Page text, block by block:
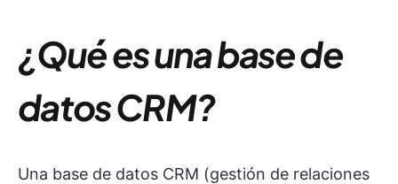
¿Qué es una base de
datos CRM?
Una base de datos CRM (gestión de relaciones